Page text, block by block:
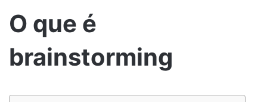
O que é
brainstorming